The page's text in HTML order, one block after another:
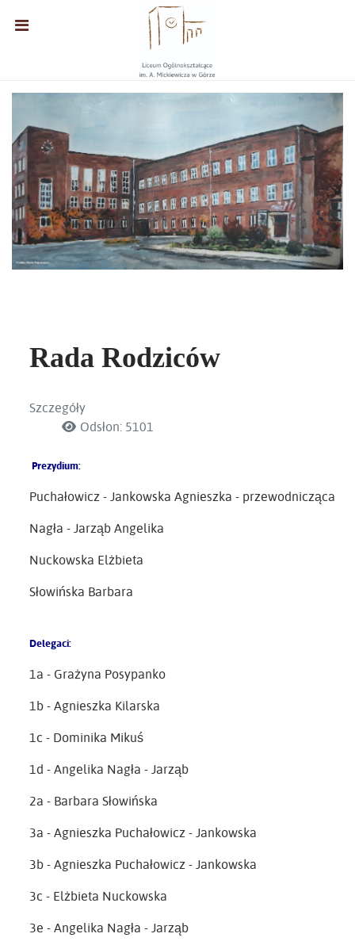
Rada Rodziców
Szczegóły
Odsłon: 5101
Prezydium:
Puchałowicz - Jankowska Agnieszka - przewodnicząca
Nagła - Jarząb Angelika
Nuckowska Elżbieta
Słowińska Barbara
Delegaci:
1a - Grażyna Posypanko
1b - Agnieszka Kilarska
1c - Dominika Mikuś
1d - Angelika Nagła - Jarząb
2a - Barbara Słowińska
3a - Agnieszka Puchałowicz - Jankowska
3b - Agnieszka Puchałowicz - Jankowska
3c - Elżbieta Nuckowska
3e - Angelika Nagła - Jarząb